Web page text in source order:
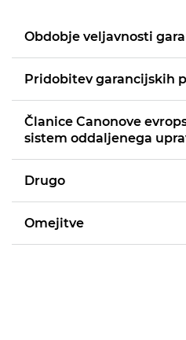
Obdobje veljavnosti
Pridobitev garancijskih
Članice Canonove
sistem oddaljenega
Drugo
Omejitve